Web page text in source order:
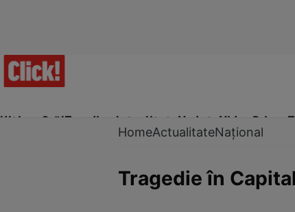
Ultima Oră!Trending Actualitate Vedete Video Prime
HomeActualitateNațional
Tragedie în